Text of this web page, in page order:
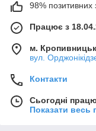
98% позитивних
Працює з
м.
вул.
Контакти
Сьогодні
Показати весь